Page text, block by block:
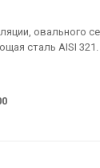
овального
сталь AISI 321.